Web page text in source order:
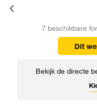
7 beschikbare
Dit
Bekijk de directe